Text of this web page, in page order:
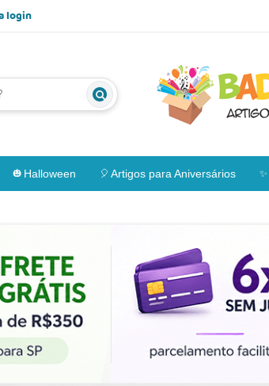
login
Halloween Artigos para Aniversários